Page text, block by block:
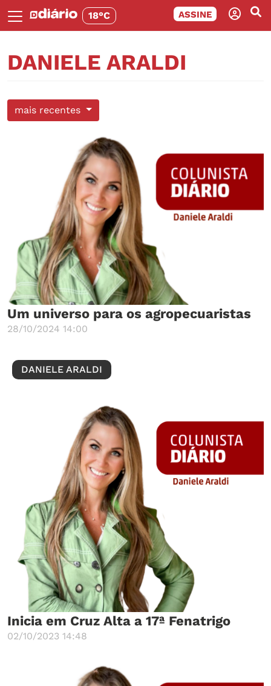
18°C ASSINE
DANIELE ARALDI
mais recentes
Um universo para os agropecuaristas
28/10/2024 14:00
DANIELE ARALDI
Inicia em Cruz Alta a 17ª Fenatrigo
02/10/2023 14:48